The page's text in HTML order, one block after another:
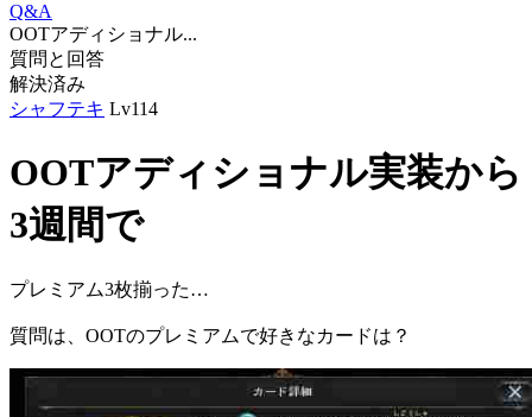
Q&A
OOTアディショナル...
質問と回答
解決済み
シャフテキ Lv114
OOTアディショナル実装から
3週間で
プレミアム3枚揃った…
質問は、OOTのプレミアムで好きなカードは？